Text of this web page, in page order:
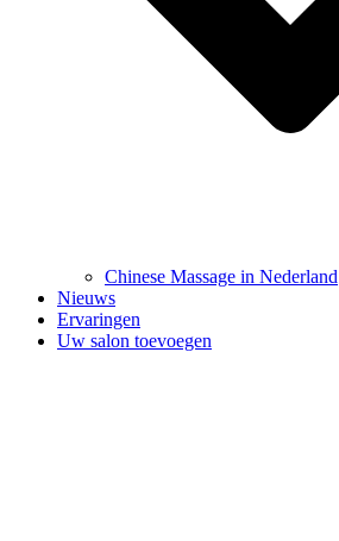
Chinese Massage in Nederland
Nieuws
Ervaringen
Uw salon toevoegen